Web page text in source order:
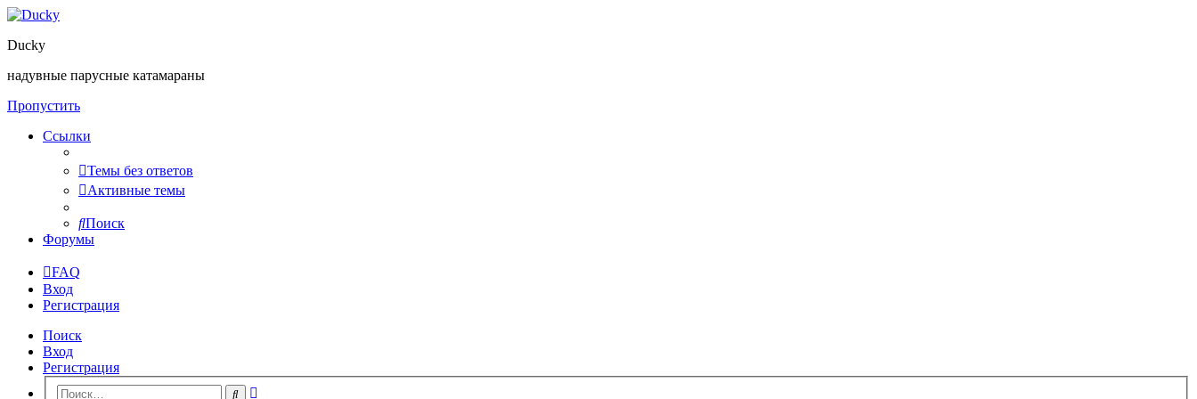
Ducky
надувные парусные катамараны
Пропустить
Ссылки
Темы без ответов
Активные темы
Поиск
Форумы
FAQ
Вход
Регистрация
Поиск
Вход
Регистрация
Поиск